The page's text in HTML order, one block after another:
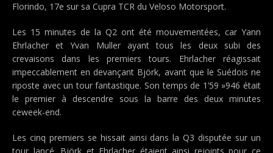
Florindo, 17e sur sa Cupra TCR du Veloso Motorsport.
Les 15 minutes de la Q2 ont été mouvementées, car Yann
Ehrlacher et Yvan Muller ayant tous les deux subi des
crevaisons dans les premiers tours. Ehrlacher réagissait
impeccablement en devançant Björk, avant que le Suédois ne
riposte avec un tour fantastique. Son temps de 1’59 »946 était
le premier à descendre sous la barre des deux minutes
ceweek-end.
Les cinq premiers se hissait ainsi dans la Q3 disputée sur un